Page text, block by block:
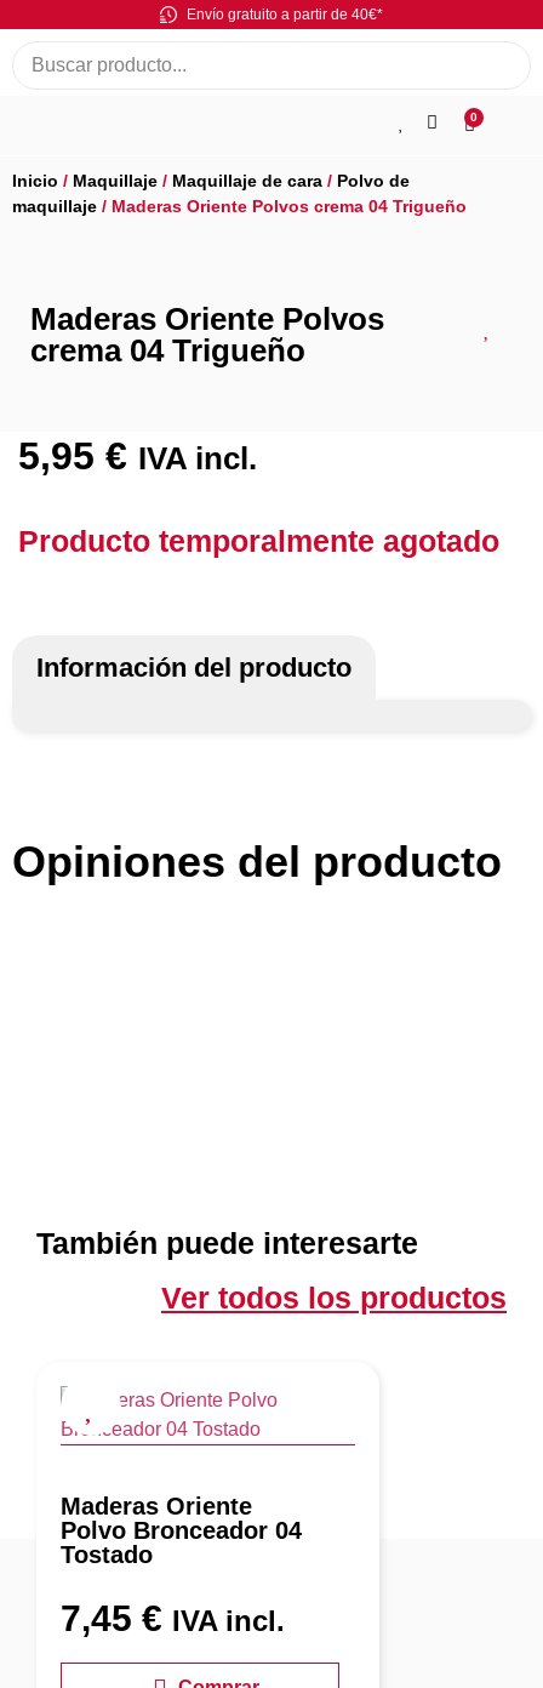
Envío gratuito a partir de 40€*
0
Inicio / Maquillaje / Maquillaje de cara / Polvo de
maquillaje / Maderas Oriente Polvos crema 04 Trigueño
Maderas Oriente Polvos
crema 04 Trigueño
5,95 € IVA incl.
Producto temporalmente agotado
Información del producto
Opiniones del producto
También puede interesarte
Ver todos los productos
Maderas Oriente
Polvo Bronceador 04
Tostado
7,45 € IVA incl.